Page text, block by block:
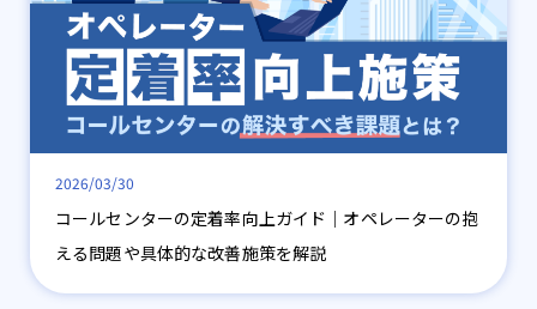
2026/03/30
コールセンターの定着率向上ガイド｜オペレーターの抱
える問題や具体的な改善施策を解説